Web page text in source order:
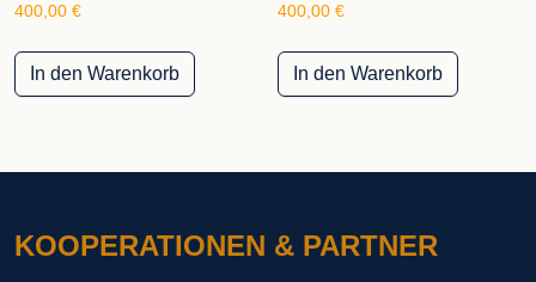
400,00 €
In den Warenkorb
400,00€
In den Warenkorb
KOOPERATIONEN & PARTNER